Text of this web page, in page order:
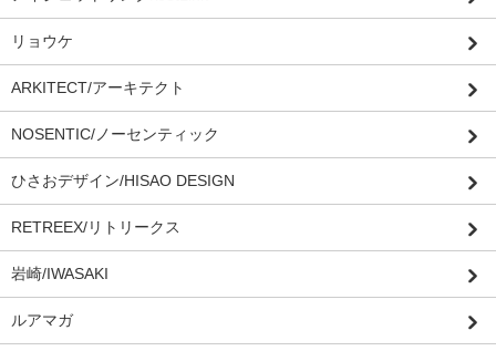
リョウケ
ARKITECT/アーキテクト
NOSENTIC/ノーセンティック
ひさおデザイン/HISAO DESIGN
RETREEX/リトリークス
岩崎/IWASAKI
ルアマガ